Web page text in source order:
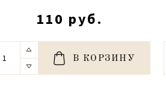
110 руб.
В КОРЗИНУ